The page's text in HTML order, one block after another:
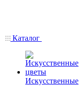
Каталог
Искусственные